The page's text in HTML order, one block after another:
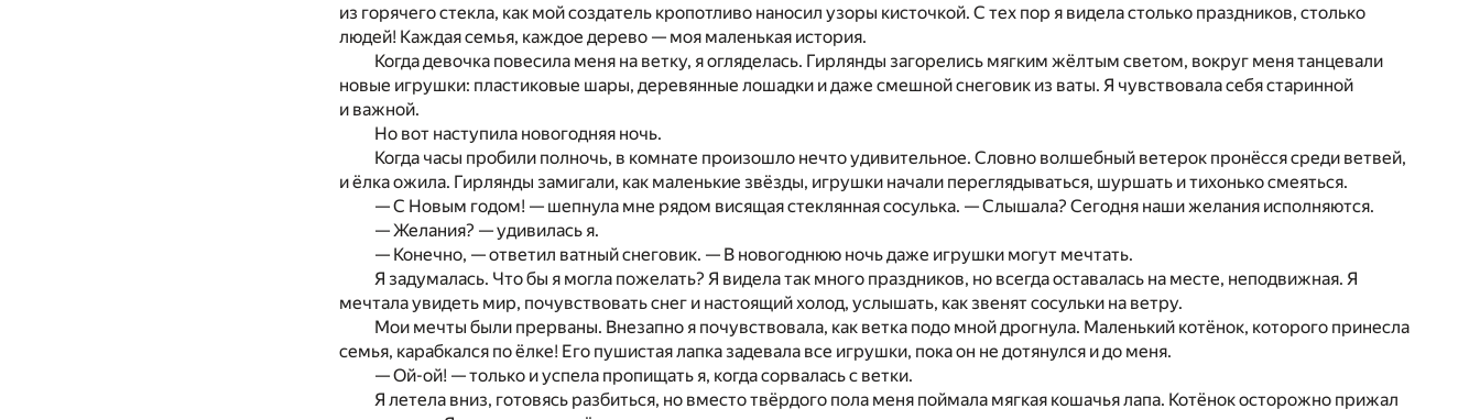
из горячего стекла, как мой создатель кропотливо наносил узоры кисточкой. С тех пор я видела столько праздников, столько
людей! Каждая семья, каждое дерево — моя маленькая история.
Когда девочка повесила меня на ветку, я огляделась. Гирлянды загорелись мягким жёлтым светом, вокруг меня танцевали
новые игрушки: пластиковые шары, деревянные лошадки и даже смешной снеговик из ваты. Я чувствовала себя старинной
и важной.
Но вот наступила новогодняя ночь.
Когда часы пробили полночь, в комнате произошло нечто удивительное. Словно волшебный ветерок пронёсся среди ветвей,
и ёлка ожила. Гирлянды замигали, как маленькие звёзды, игрушки начали переглядываться, шуршать и тихонько смеяться.
— С Новым годом! — шепнула мне рядом висящая стеклянная сосулька. — Слышала? Сегодня наши желания исполняются.
— Желания? — удивилась я.
— Конечно, — ответил ватный снеговик. — В новогоднюю ночь даже игрушки могут мечтать.
Я задумалась. Что бы я могла пожелать? Я видела так много праздников, но всегда оставалась на месте, неподвижная. Я
мечтала увидеть мир, почувствовать снег и настоящий холод, услышать, как звенят сосульки на ветру.
Мои мечты были прерваны. Внезапно я почувствовала, как ветка подо мной дрогнула. Маленький котёнок, которого принесла
семья, карабкался по ёлке! Его пушистая лапка задевала все игрушки, пока он не дотянулся и до меня.
— Ой-ой! — только и успела пропищать я, когда сорвалась с ветки.
Я летела вниз, готовясь разбиться, но вместо твёрдого пола меня поймала мягкая кошачья лапа. Котёнок осторожно прижал